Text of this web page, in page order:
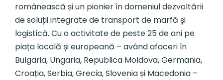
românească și un pionier în domeniul dezvoltării
de soluții integrate de transport de marfă și
logistică. Cu o activitate de peste 25 de ani pe
piața locală și europeană – având afaceri în
Bulgaria, Ungaria, Republica Moldova, Germania,
Croația, Serbia, Grecia, Slovenia și Macedonia –